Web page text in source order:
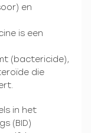
en
is een
(bactericide),
die
in het
(BID)